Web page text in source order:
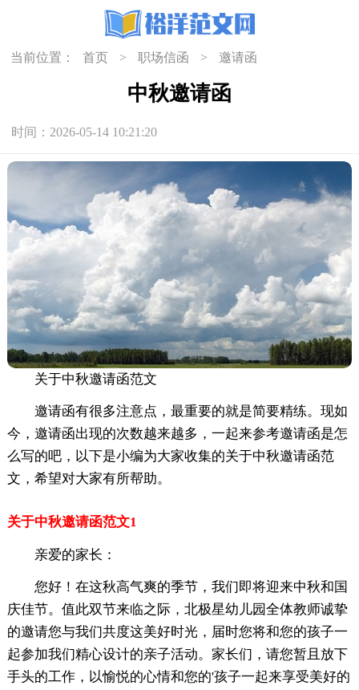
当前位置： 首页 > 职场信函 > 邀请函
中秋邀请函
时间：2026-05-14 10:21:20
关于中秋邀请函范文
邀请函有很多注意点，最重要的就是简要精练。现如
今，邀请函出现的次数越来越多，一起来参考邀请函是怎
么写的吧，以下是小编为大家收集的关于中秋邀请函范
文，希望对大家有所帮助。
关于中秋邀请函范文1
亲爱的家长：
您好！在这秋高气爽的季节，我们即将迎来中秋和国
庆佳节。值此双节来临之际，北极星幼儿园全体教师诚挚
的邀请您与我们共度这美好时光，届时您将和您的孩子一
起参加我们精心设计的亲子活动。家长们，请您暂且放下
手头的工作，以愉悦的心情和您的'孩子一起来享受美好的